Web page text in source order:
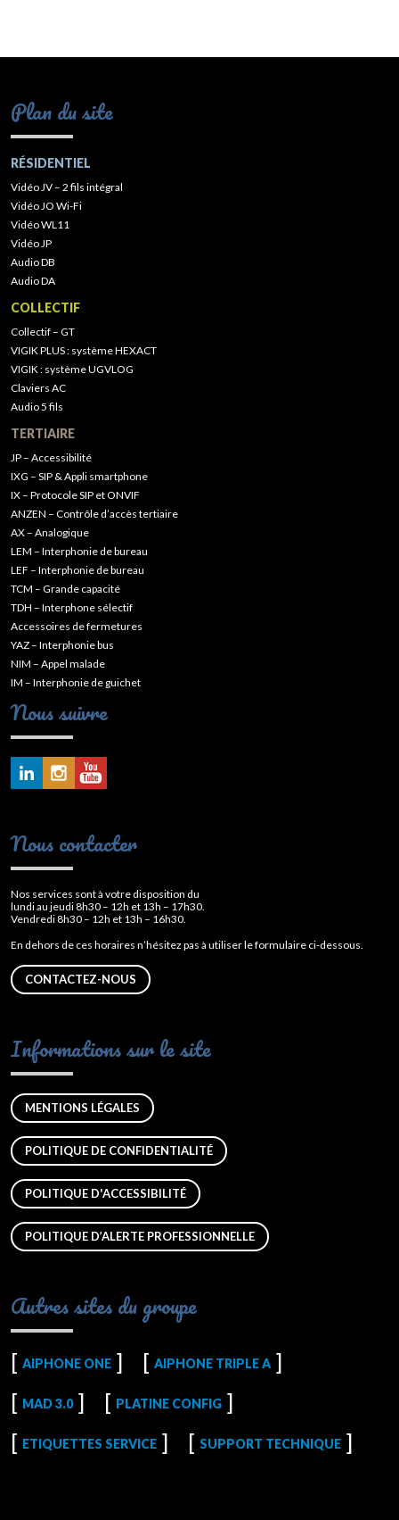
Plan du site
RÉSIDENTIEL
Vidéo JV – 2 fils intégral
Vidéo JO Wi-Fi
Vidéo WL11
Vidéo JP
Audio DB
Audio DA
COLLECTIF
Collectif – GT
VIGIK PLUS : système HEXACT
VIGIK : système UGVLOG
Claviers AC
Audio 5 fils
TERTIAIRE
JP – Accessibilité
IXG – SIP & Appli smartphone
IX – Protocole SIP et ONVIF
ANZEN – Contrôle d’accès tertiaire
AX – Analogique
LEM – Interphonie de bureau
LEF – Interphonie de bureau
TCM – Grande capacité
TDH – Interphone sélectif
Accessoires de fermetures
YAZ – Interphonie bus
NIM – Appel malade
IM – Interphonie de guichet
Nous suivre
Nous contacter
Nos services sont à votre disposition du
lundi au jeudi 8h30 – 12h et 13h – 17h30.
Vendredi 8h30 – 12h et 13h – 16h30.
En dehors de ces horaires n’hésitez pas à utiliser le formulaire ci-dessous.
CONTACTEZ-NOUS
Informations sur le site
MENTIONS LÉGALES
POLITIQUE DE CONFIDENTIALITÉ
POLITIQUE D'ACCESSIBILITÉ
POLITIQUE D’ALERTE PROFESSIONNELLE
Autres sites du groupe
AIPHONE ONE AIPHONE TRIPLE A
MAD 3.0 PLATINE CONFIG
ETIQUETTES SERVICE SUPPORT TECHNIQUE